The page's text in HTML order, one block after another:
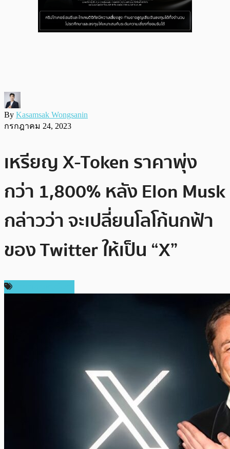
By Kasamsak Wongsanin
กรกฎาคม 24, 2023
เหรียญ X-Token ราคาพุ่ง
กว่า 1,800% หลัง Elon Musk
กล่าวว่า จะเปลี่ยนโลโก้นกฟ้า
ของ Twitter ให้เป็น “X”